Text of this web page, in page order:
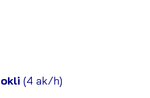
(4 ak/h)